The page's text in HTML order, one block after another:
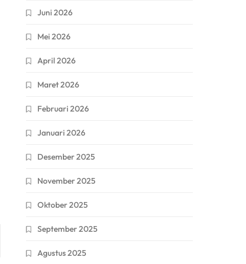
Juni 2026
Mei 2026
April 2026
Maret 2026
Februari 2026
Januari 2026
Desember 2025
November 2025
Oktober 2025
September 2025
Agustus 2025